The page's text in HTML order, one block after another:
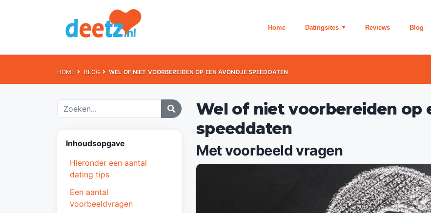
Home Datingsites Reviews Blog
HOME BLOG WEL OF NIET VOORBEREIDEN OP EEN AVONDJE SPEEDDATEN
Inhoudsopgave
Hieronder een aantal
dating tips
Een aantal
voorbeeldvragen
Wel of niet voorbereiden op
speeddaten
Met voorbeeld vragen